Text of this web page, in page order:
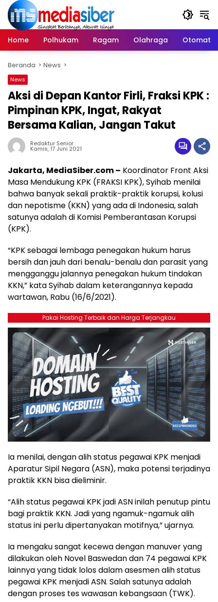
Langsung
konten
Home
Polhukam Ragam Olahraga Otomatif
Beranda News
News
Aksi di Depan Kantor Firli, Fraksi KPK :
Pimpinan KPK, Ingat, Rakyat
Bersama Kalian, Jangan Takut
Redaktur Senior
Kamis, 17 Juni 2021
Jakarta, MediaSiber.com – Koordinator Front Aksi
Masa Mendukung KPK (FRAKSI KPK), Syihab menilai
bahwa banyak sekali praktik-praktik korupsi, kolusi
dan nepotisme (KKN) yang ada di Indonesia, salah
satunya adalah di Komisi Pemberantasan Korupsi
(KPK).
“KPK sebagai lembaga penegakan hukum harus
bersih dan jauh dari benalu-benalu dan parasit yang
mengganggu jalannya penegakan hukum tindakan
KKN,” kata Syihab dalam keterangannya kepada
wartawan, Rabu (16/6/2021).
Pakai Hosting Terbaik dan Harga Terjangkau
Ia menilai, dengan alih status pegawai KPK menjadi
Aparatur Sipil Negara (ASN), maka potensi terjadinya
praktik KKN bisa dieliminir.
“Alih status pegawai KPK jadi ASN inilah penutup pintu
bagi praktik KKN. Jadi yang ngamuk-ngamuk alih
status ini perlu dipertanyakan motifnya,” ujarnya.
Ia mengaku sangat kecewa dengan manuver yang
dilakukan oleh Novel Baswedan dan 74 pegawai KPK
lainnya yang tidak lolos dalam asesmen alih status
pegawai KPK menjadi ASN. Salah satunya adalah
dengan proses tes wawasan kebangsaan (TWK).